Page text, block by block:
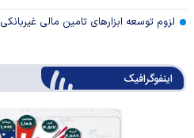
لزوم توسعه ابزارهای تامین مالی غیربانکی
اینفوگرافیک